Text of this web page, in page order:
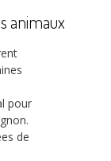
animaux
pour
de